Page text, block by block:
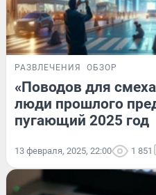
РАЗВЛЕЧЕНИЯ ОБЗОР
«Поводов для
люди прошлого
пугающий 2025 год
13 февраля, 2025, 22:00 1 851